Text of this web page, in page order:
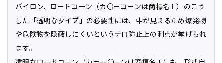
パイロン、ロードコーン（カ〇ーコーンは商標名！）のこう
した「透明なタイプ」の必要性には、中が見えるため爆発物
や危険物を隠蔽しにくいというテロ防止上の利点が挙げられ
ます。